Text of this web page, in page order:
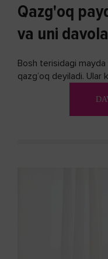
Qazg'oq
va uni
Bosh terisidagi
qazg’oq deyiladi. Ular